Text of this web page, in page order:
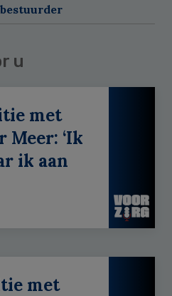
u
met
Meer: ‘Ik
ik aan
met